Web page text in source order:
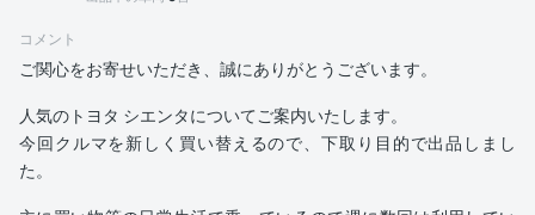
コメント
ご関心をお寄せいただき、誠にありがとうございます。
人気のトヨタ シエンタについてご案内いたします。
今回クルマを新しく買い替えるので、下取り目的で出品しまし
た。